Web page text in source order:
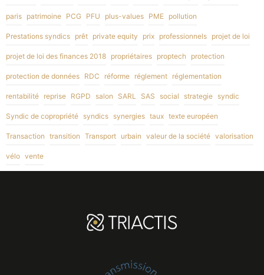
paris patrimoine PCG PFU plus-values PME pollution
Prestations syndics prêt private equity prix professionnels projet de loi
projet de loi des finances 2018 propriétaires proptech protection
protection de données RDC réforme réglement réglementation
rentabilité reprise RGPD salon SARL SAS social strategie syndic
Syndic de copropriété syndics synergies taux texte européen
Transaction transition Transport urbain valeur de la société valorisation
vélo vente